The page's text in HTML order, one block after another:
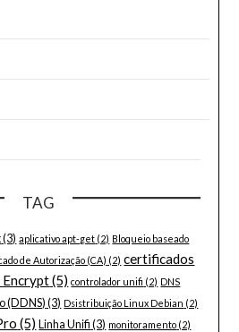
TAG
(3) aplicativo apt-get (2) Bloqueio baseado
de Autorização (CA) (2) certificados
(5) controlador unifi (2) DNS
(DDNS)(3) Dsistribuição Linux Debian (2)
(5) Linha Unifi (3) monitoramento (2)